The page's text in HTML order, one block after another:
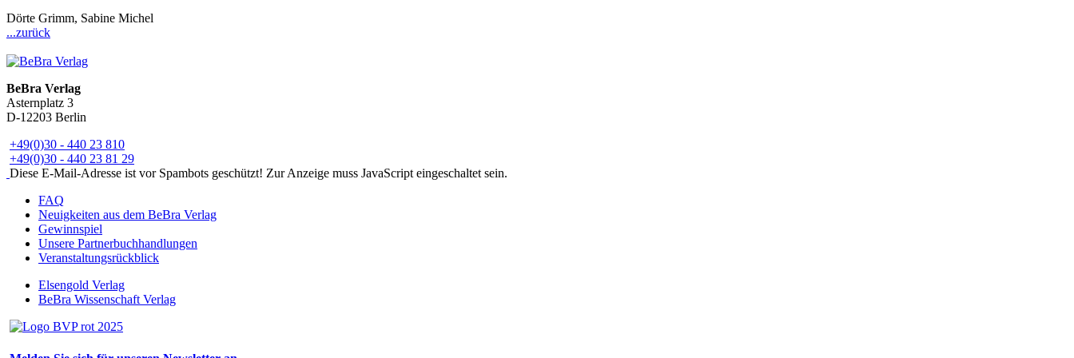
Dörte Grimm, Sabine Michel
...zurück
BeBra Verlag
Asternplatz 3
D-12203 Berlin
+49(0)30 - 440 23 810
+49(0)30 - 440 23 81 29
Diese E-Mail-Adresse ist vor Spambots geschützt! Zur Anzeige muss JavaScript eingeschaltet sein.
FAQ
Neuigkeiten aus dem BeBra Verlag
Gewinnspiel
Unsere Partnerbuchhandlungen
Veranstaltungsrückblick
Elsengold Verlag
BeBra Wissenschaft Verlag